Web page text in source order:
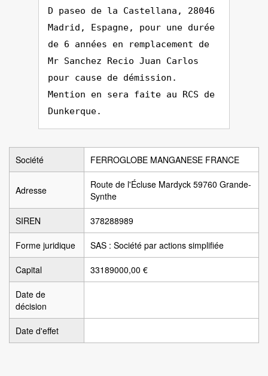
D paseo de la Castellana, 28046
Madrid, Espagne, pour une durée
de 6 années en remplacement de
Mr Sanchez Recio Juan Carlos
pour cause de démission.
Mention en sera faite au RCS de
Dunkerque.
Société FERROGLOBE MANGANESE FRANCE
Adresse
Route de l'Écluse Mardyck 59760 Grande-
Synthe
SIREN 378288989
Forme juridique SAS : Société par actions simplifiée
Capital 33189000,00 €
Date de
décision
Date d'effet